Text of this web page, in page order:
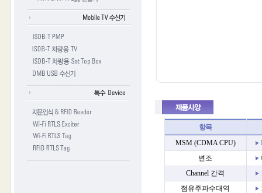
항목
MSM (CDMA CPU)
변조
Channel 간격
점유주파수대역